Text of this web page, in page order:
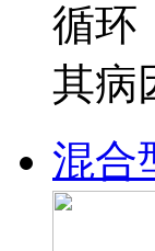
循环
其病
混合